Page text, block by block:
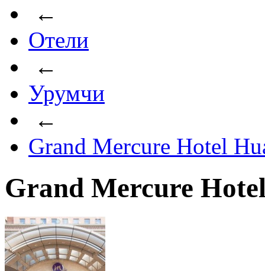
←
Отели
←
Урумчи
←
Grand Mercure Hotel
Grand Mercure